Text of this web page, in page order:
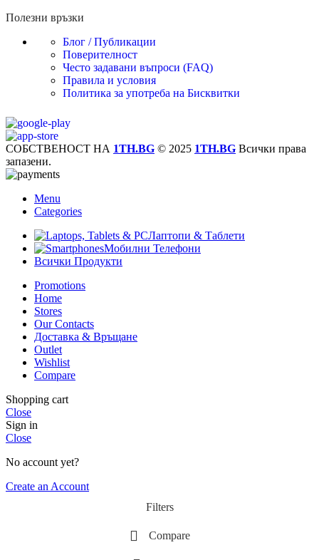
Полезни връзки
Блог / Публикации
Поверителност
Често задавани въпроси (FAQ)
Правила и условия
Политика за употреба на Бисквитки
СОБСТВЕНОСТ НА 1TH.BG © 2025 1TH.BG Всички права
запазени.
Menu
Categories
Лаптопи & Таблети
Мобилни Телефони
Всички Продукти
Promotions
Home
Stores
Our Contacts
Доставка & Връщане
Outlet
Wishlist
Compare
Shopping cart
Close
Sign in
Close
No account yet?
Create an Account
Filters
Compare